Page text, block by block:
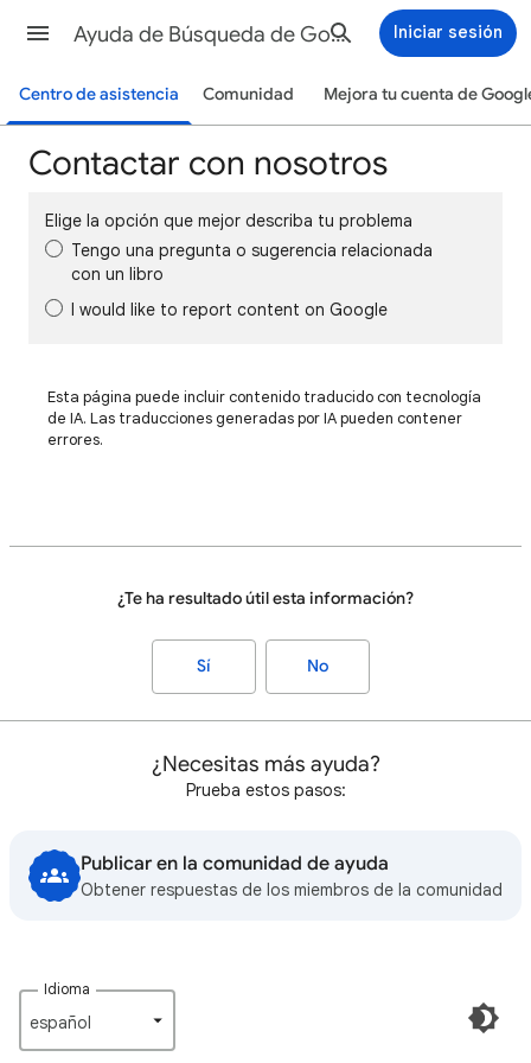
Ayuda de Búsqueda de Google Iniciar sesión
Centro de asistencia Comunidad Mejora tu cuenta de
Contactar con nosotros
Elige la opción que mejor describa tu problema
Tengo una pregunta o sugerencia relacionada
con un libro
I would like to report content on Google
Esta página puede incluir contenido traducido con tecnología
de IA. Las traducciones generadas por IA pueden contener
errores.
¿Te ha resultado útil esta información?
Sí No
¿Necesitas más ayuda?
Prueba estos pasos:
Publicar en la comunidad de ayuda
Obtener respuestas de los miembros de la comunidad
Idioma
español‎